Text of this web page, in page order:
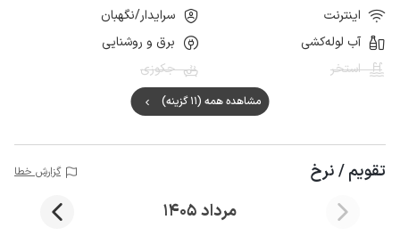
اینترنت
سرایدار/نگهبان
آب لوله‌کشی
برق و روشنایی
استخر
جکوزی
مشاهده همه (11 گزینه)
تقویم / نرخ گزارش خطا
مرداد 1405